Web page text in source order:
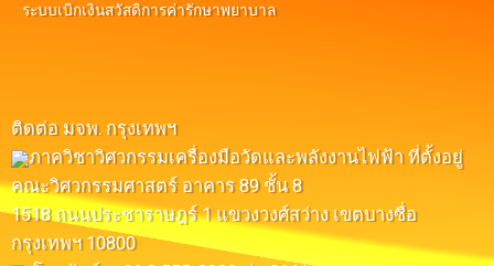
ระบบเบิกเงินสวัสดิการค่ารักษาพยาบาล
ติดต่อ มจพ. กรุงเทพฯ
ภาควิชาวิศวกรรมเครื่องมือวัดและพลังงานไฟฟ้า ที่ตั้งอยู่
คณะวิศวกรรมศาสตร์ อาคาร 89 ชั้น 8
1518 ถนนประชาราษฎร์ 1 แขวงวงศ์สว่าง เขตบางซื่อ
กรุงเทพฯ 10800